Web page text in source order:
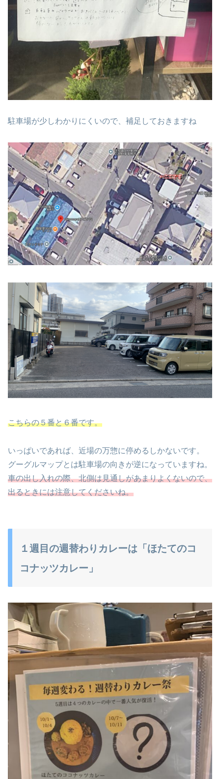
駐車場が少しわかりにくいので、補足しておきますね
こちらの５番と６番です。
いっぱいであれば、近場の万惣に停めるしかないです。
グーグルマップとは駐車場の向きが逆になっていますね。
車の出し入れの際、北側は見通しがあまりよくないので、
出るときには注意してくださいね。
１週目の週替わりカレーは「ほたてのコ
コナッツカレー」